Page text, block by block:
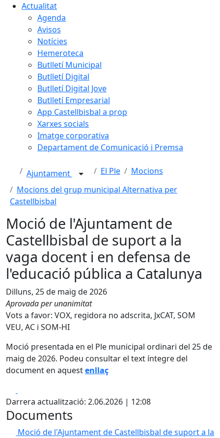
Actualitat
Agenda
Avisos
Notícies
Hemeroteca
Butlletí Municipal
Butlletí Digital
Butlletí Digital Jove
Butlletí Empresarial
App Castellbisbal a prop
Xarxes socials
Imatge corporativa
Departament de Comunicació i Premsa
Ajuntament El Ple
Mocions
Mocions del grup municipal Alternativa per
Castellbisbal
Moció de l'Ajuntament de
Castellbisbal de suport a la
vaga docent i en defensa de
l'educació pública a Catalunya
Dilluns, 25 de maig de 2026
Aprovada per unanimitat
Vots a favor: VOX, regidora no adscrita, JxCAT, SOM
VEU, AC i SOM-HI
Moció presentada en el Ple municipal ordinari del 25 de
maig de 2026. Podeu consultar el text íntegre del
document en aquestenllaç
Darrera actualització: 2.06.2026 | 12:08
Documents
Moció de l'Ajuntament de Castellbisbal de suport a la